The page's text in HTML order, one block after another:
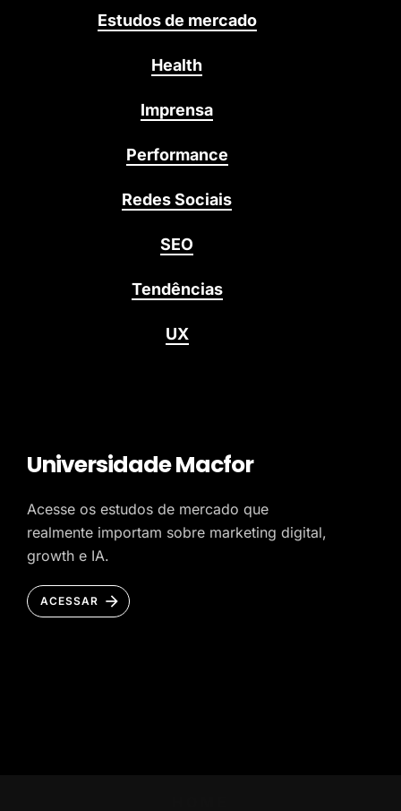
Estudos de mercado
Health
Imprensa
Performance
Redes Sociais
SEO
Tendências
UX
Universidade Macfor
Acesse os estudos de mercado que
realmente importam sobre marketing digital,
growth e IA.
ACESSAR